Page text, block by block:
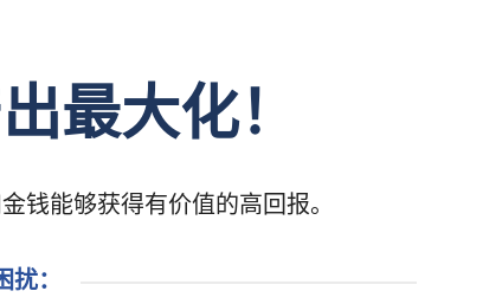
最大化！
钱能够获得有价值的高回报。
：